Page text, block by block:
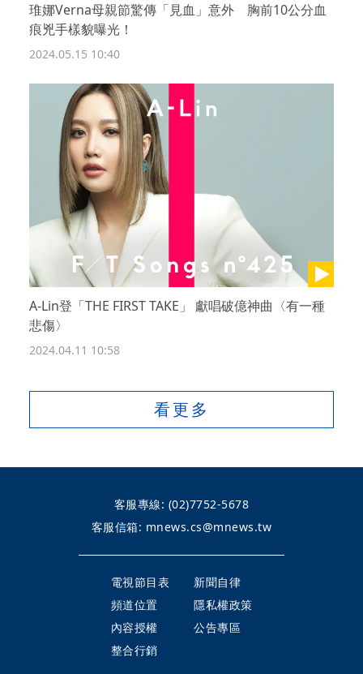
琟娜Verna母親節驚傳「見血」意外 胸前10公分血
痕兇手樣貌曝光！
2024.05.15 10:40
A-Lin登「THE FIRST TAKE」 獻唱破億神曲〈有一種
悲傷〉
2024.04.11 10:58
看更多
客服專線: (02)7752-5678
客服信箱: mnews.cs@mnews.tw
電視節目表
新聞自律
頻道位置
隱私權政策
內容授權
公告專區
整合行銷